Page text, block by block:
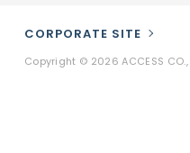
CORPORATE SITE
Copyright © 2026 ACCESS